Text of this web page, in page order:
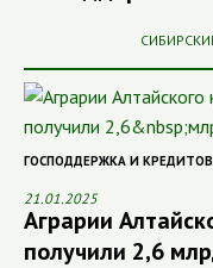
ГОСПОДДЕРЖКА И
21.01.2025
Аграрии
получили 2,6